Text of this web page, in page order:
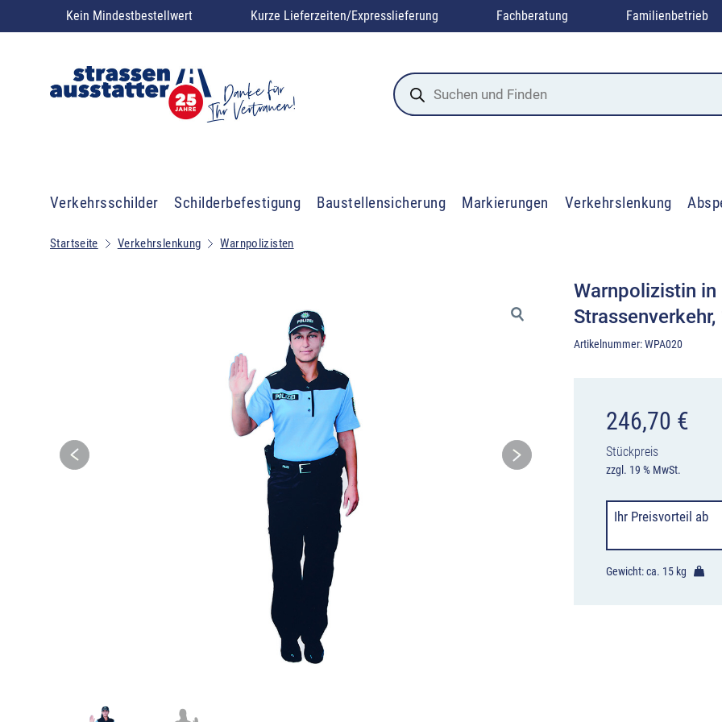
Kein Mindestbestellwert Kurze Lieferzeiten/Expresslieferung Fachberatung Familienbetrieb
Products
search
Verkehrsschilder Schilderbefestigung Baustellensicherung Markierungen Verkehrslenkung
Startseite Verkehrslenkung Warnpolizisten
Warnpolizistin
Artikelnummer:WPA020
246,70 €
Stückpreis
zzgl. 19 % MwSt.
Ihr Preisvorteil ab
Gewicht: ca. 15 kg